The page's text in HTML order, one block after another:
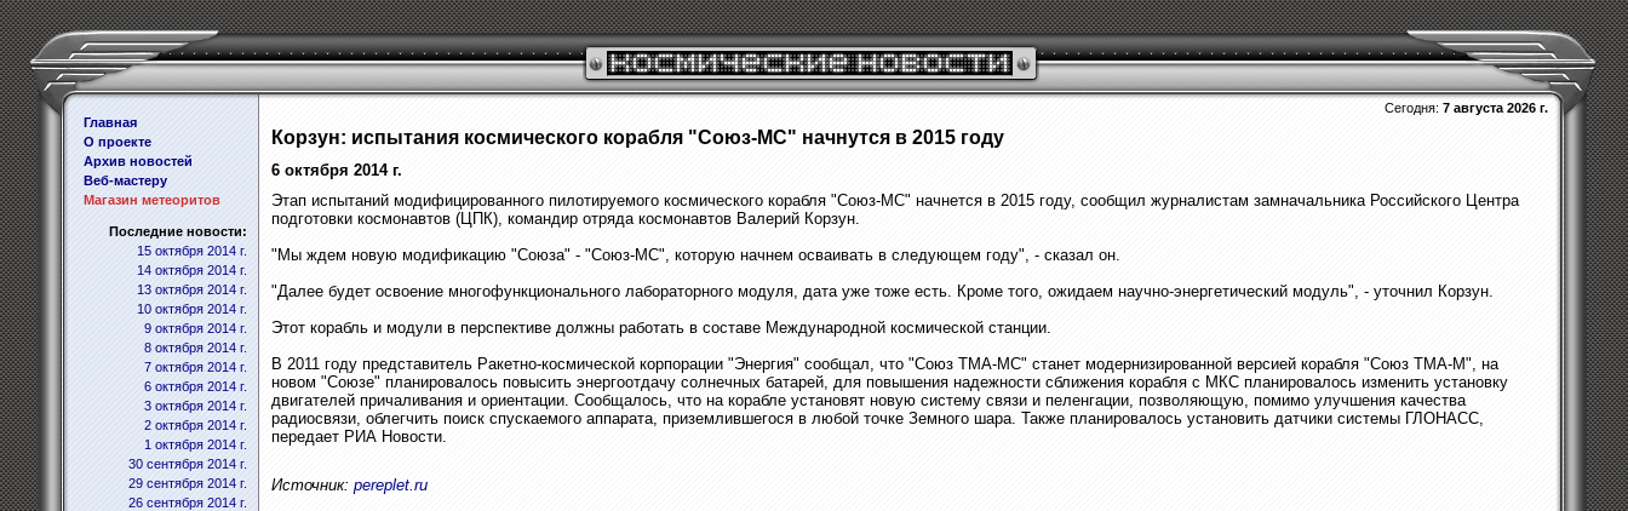
Главная
О проекте
Архив новостей
Веб-мастеру
Магазин метеоритов
Последние новости:
15 октября 2014 г.
14 октября 2014 г.
13 октября 2014 г.
10 октября 2014 г.
9 октября 2014 г.
8 октября 2014 г.
7 октября 2014 г.
6 октября 2014 г.
3 октября 2014 г.
2 октября 2014 г.
1 октября 2014 г.
30 сентября 2014 г.
29 сентября 2014 г.
26 сентября 2014 г.
Сегодня: 7 августа 2026 г.
Корзун: испытания космического корабля "Союз-МС" начнутся в 2015 году
6 октября 2014 г.
Этап испытаний модифицированного пилотируемого космического корабля "Союз-МС" начнется в 2015 году, сообщил журналистам замначальника Российского Центра
подготовки космонавтов (ЦПК), командир отряда космонавтов Валерий Корзун.
"Мы ждем новую модификацию "Союза" - "Союз-МС", которую начнем осваивать в следующем году", - сказал он.
"Далее будет освоение многофункционального лабораторного модуля, дата уже тоже есть. Кроме того, ожидаем научно-энергетический модуль", - уточнил Корзун.
Этот корабль и модули в перспективе должны работать в составе Международной космической станции.
В 2011 году представитель Ракетно-космической корпорации "Энергия" сообщал, что "Союз ТМА-МС" станет модернизированной версией корабля "Союз ТМА-М", на
новом "Союзе" планировалось повысить энергоотдачу солнечных батарей, для повышения надежности сближения корабля с МКС планировалось изменить установку
двигателей причаливания и ориентации. Сообщалось, что на корабле установят новую систему связи и пеленгации, позволяющую, помимо улучшения качества
радиосвязи, облегчить поиск спускаемого аппарата, приземлившегося в любой точке Земного шара. Также планировалось установить датчики системы ГЛОНАСС,
передает РИА Новости.
Источник: pereplet.ru